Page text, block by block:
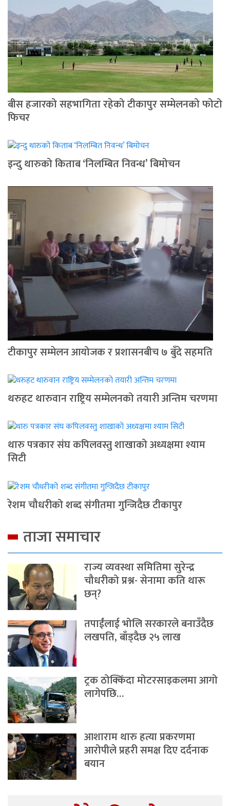
बीस हजारको सहभागिता रहेको टीकापुर सम्मेलनको फोटो
फिचर
इन्दु थारुको किताब ‘निलम्बित निवन्ध’ बिमोचन
टीकापुर सम्मेलन आयोजक र प्रशासनबीच ७ बुँदे सहमति
थरुहट थारुवान राष्ट्रिय सम्मेलनको तयारी अन्तिम चरणमा
थारु पत्रकार संघ कपिलवस्तु शाखाको अध्यक्षमा श्याम
सिटी
रेशम चौधरीको शब्द संगीतमा गुन्जिदैछ टीकापुर
ताजा समाचार
राज्य व्यवस्था समितिमा सुरेन्द्र
चौधरीको प्रश्न- सेनामा कति थारू
छन्?
तपाईंलाई भोलि सरकारले बनाउँदैछ
लखपति, बाँड्दैछ २५ लाख
ट्रक ठोक्किँदा मोटरसाइकलमा आगो
लागेपछि…
आशाराम थारु हत्या प्रकरणमा
आरोपीले प्रहरी समक्ष दिए दर्दनाक
बयान